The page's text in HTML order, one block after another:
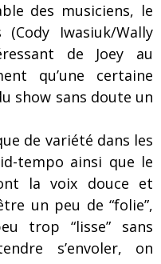
des musiciens, le
Iwasiuk/Wally
de Joey au
qu’une certaine
show sans doute un
de variété dans les
tempo ainsi que le
la voix douce et
un peu de “folie”,
trop “lisse” sans
s’envoler, on